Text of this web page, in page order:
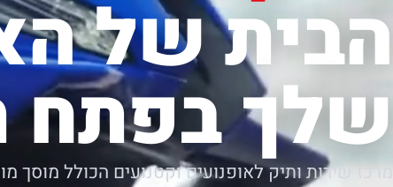
הבית של
שלך בפתח
מרכז שירות ותיק לאופנועים וקטנועים הכולל מוסך